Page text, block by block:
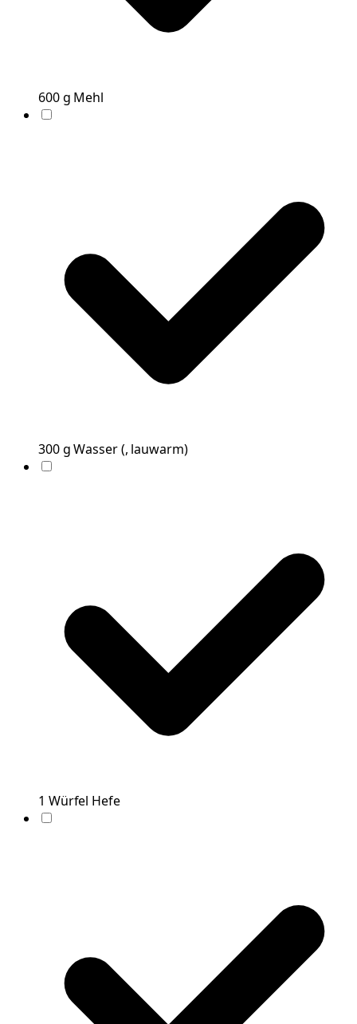
600g Mehl
300g Wasser(, lauwarm)
1 Würfel Hefe